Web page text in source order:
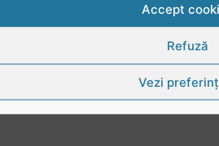
Accept
Refuză
Vezi